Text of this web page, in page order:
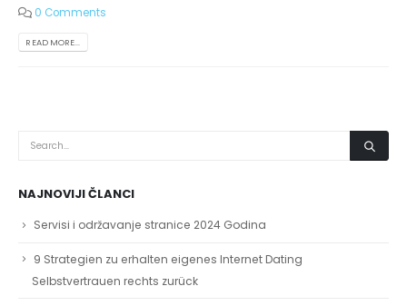
0 Comments
READ MORE...
NAJNOVIJI ČLANCI
Servisi i održavanje stranice 2024 Godina
9 Strategien zu erhalten eigenes Internet Dating
Selbstvertrauen rechts zurück